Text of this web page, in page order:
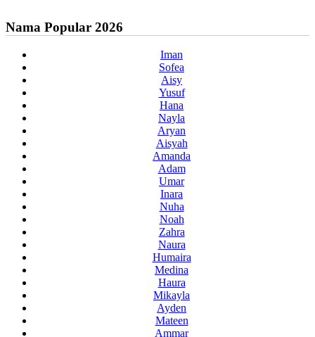
Nama Popular 2026
Iman
Sofea
Aisy
Yusuf
Hana
Nayla
Aryan
Aisyah
Amanda
Adam
Umar
Inara
Nuha
Noah
Zahra
Naura
Humaira
Medina
Haura
Mikayla
Ayden
Mateen
Ammar